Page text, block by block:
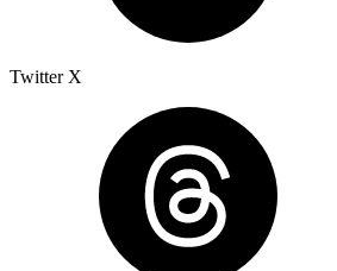
Twitter X